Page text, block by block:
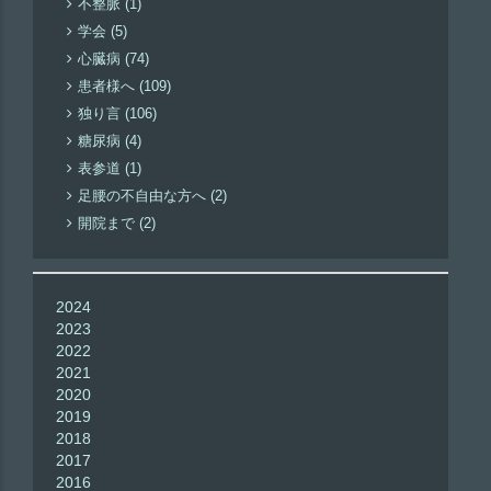
不整脈 (1)
学会 (5)
心臓病 (74)
患者様へ (109)
独り言 (106)
糖尿病 (4)
表参道 (1)
足腰の不自由な方へ (2)
開院まで (2)
2024
2023
2022
2021
2020
2019
2018
2017
2016